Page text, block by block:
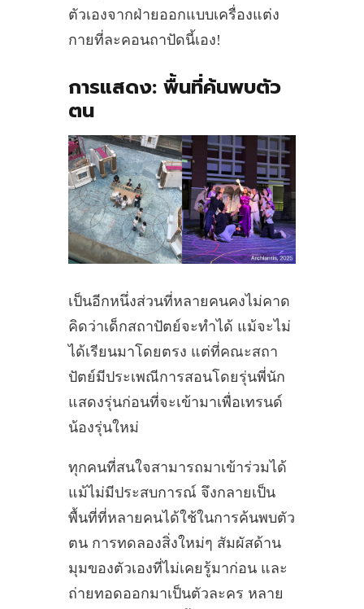
ตัวเองจากฝ่ายออกแบบเครื่องแต่ง
กายที่ละคอนถาปัดนี้เอง!
การแสดง: พื้นที่ค้นพบตัว
ตน
เป็นอีกหนึ่งส่วนที่หลายคนคงไม่คาด
คิดว่าเด็กสถาปัตย์จะทำได้ แม้จะไม่
ได้เรียนมาโดยตรง แต่ที่คณะสถา
ปัตย์มีประเพณีการสอนโดยรุ่นพี่นัก
แสดงรุ่นก่อนที่จะเข้ามาเพื่อเทรนด์
น้องรุ่นใหม่
ทุกคนที่สนใจสามารถมาเข้าร่วมได้
แม้ไม่มีประสบการณ์ จึงกลายเป็น
พื้นที่ที่หลายคนได้ใช้ในการค้นพบตัว
ตน การทดลองสิ่งใหม่ๆ สัมผัสด้าน
มุมของตัวเองที่ไม่เคยรู้มาก่อน และ
ถ่ายทอดออกมาเป็นตัวละคร หลาย